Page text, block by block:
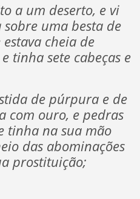
a um deserto, e vi
uma besta de
cheia de
tinha sete cabeças e
de púrpura e de
com ouro, e pedras
tinha na sua mão
das abominações
prostituição;